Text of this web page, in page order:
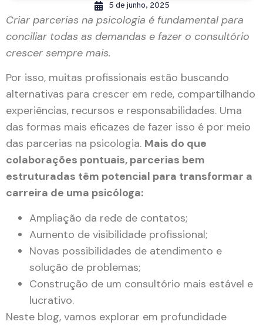
5 de junho, 2025
Criar parcerias na psicologia é fundamental para
conciliar todas as demandas e fazer o consultório
crescer sempre mais.
Por isso, muitas profissionais estão buscando
alternativas para crescer em rede, compartilhando
experiências, recursos e responsabilidades. Uma
das formas mais eficazes de fazer isso é por meio
das parcerias na psicologia. Mais do que
colaborações pontuais, parcerias bem
estruturadas têm potencial para transformar a
carreira de uma psicóloga:
Ampliação da rede de contatos;
Aumento de visibilidade profissional;
Novas possibilidades de atendimento e
solução de problemas;
Construção de um consultório mais estável e
lucrativo.
Neste blog, vamos explorar em profundidade